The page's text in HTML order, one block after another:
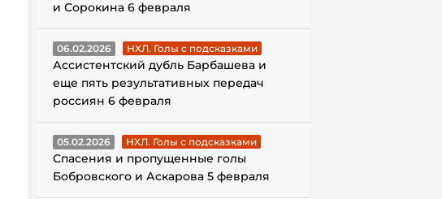
и Сорокина 6 февраля
06.02.2026 НХЛ. Голы с подсказками
Ассистентский дубль Барбашева и
еще пять результативных передач
россиян 6 февраля
05.02.2026 НХЛ. Голы с подсказками
Спасения и пропущенные голы
Бобровского и Аскарова 5 февраля